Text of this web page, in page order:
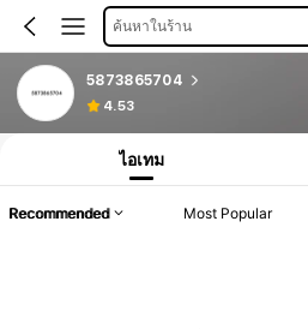
ค้นหาในร้าน
5873865704
4.53
ไอเทม
Recommended Most Popular